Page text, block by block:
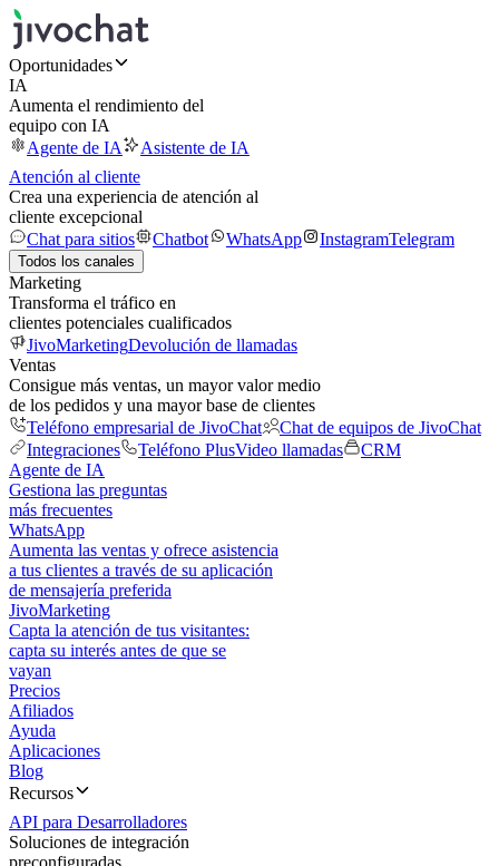
Oportunidades
IA
Aumenta el rendimiento del
equipo con IA
Agente de IA
Asistente de IA
Atención al cliente
Crea una experiencia de atención al
cliente excepcional
Chat para sitios
Chatbot WhatsApp InstagramTelegram
Todos los canales
Marketing
Transforma el tráfico en
clientes potenciales cualificados
JivoMarketingDevolución de llamadas
Ventas
Consigue más ventas, un mayor valor medio
de los pedidos y una mayor base de clientes
Teléfono empresarial de JivoChat
Chat de equipos de JivoChat
Integraciones
Teléfono PlusVideo llamadas
CRM
Agente de IA
Gestiona las preguntas
más frecuentes
WhatsApp
Aumenta las ventas y ofrece asistencia
a tus clientes a través de su aplicación
de mensajería preferida
JivoMarketing
Capta la atención de tus visitantes:
capta su interés antes de que se
vayan
Precios
Afiliados
Ayuda
Aplicaciones
Blog
Recursos
API para Desarrolladores
Soluciones de integración
preconfiguradas